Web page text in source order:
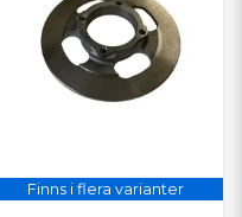
Finns i flera varianter